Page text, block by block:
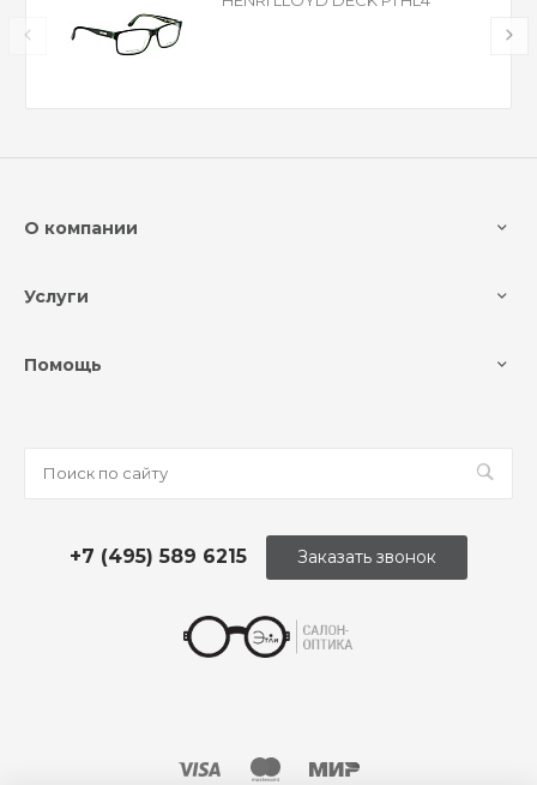
О компании
Услуги
Помощь
+7 (495) 589 6215 Заказать звонок